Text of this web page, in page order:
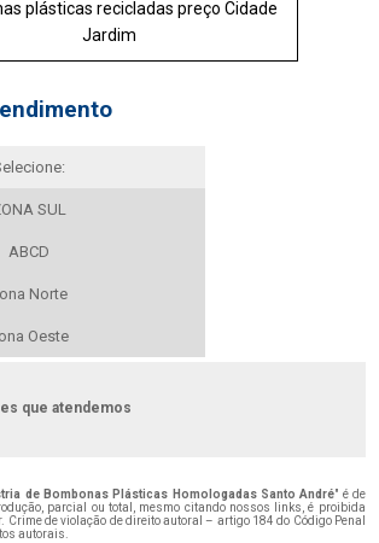
plásticas recicladas preço Cidade
Jardim
SUL
ABCD
Norte
Oeste
que atendemos
de Bombonas Plásticas Homologadas Santo André" é de
parcial ou total, mesmo citando nossos links, é proibida
Crime de violação de direito autoral – artigo 184 do Código Penal
autorais.